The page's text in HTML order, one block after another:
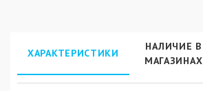
ХАРАКТЕРИСТИКИ
НАЛИЧИЕ В
МАГАЗИНАХ